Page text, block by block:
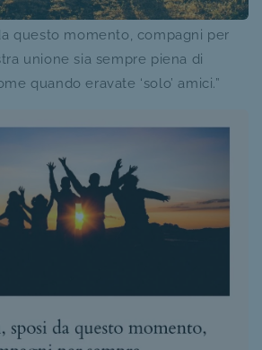
questo momento, compagni per
unione sia sempre piena di
quando eravate ‘solo’ amici.”